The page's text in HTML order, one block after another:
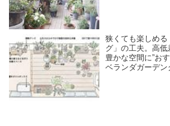
狭くても楽しめ
グ」の工夫。高低
豊かな空間に”お
ベランダガーデン